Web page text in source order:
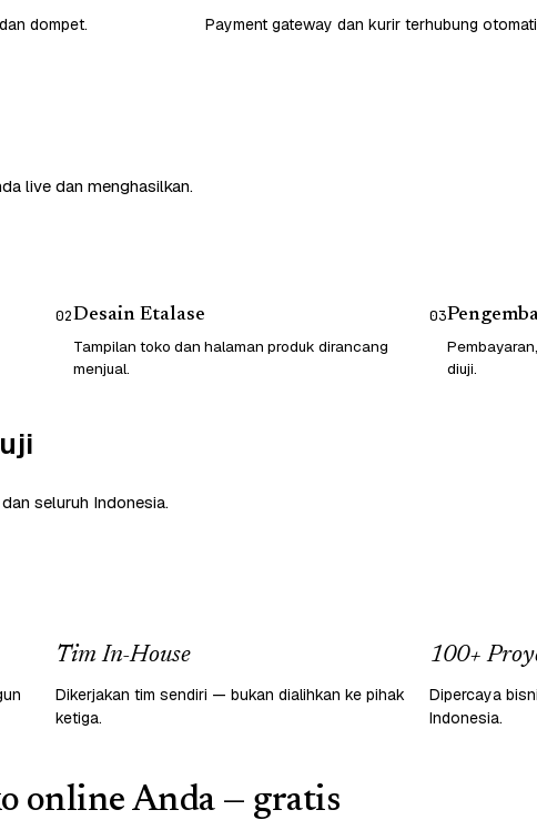
dompet. Payment gateway dan kurir terhubung
live dan menghasilkan.
02Desain Etalase
Tampilan toko dan halaman produk dirancang
menjual.
03
diuji.
seluruh Indonesia.
Tim In-House
Dikerjakan tim sendiri — bukan dialihkan ke pihak
ketiga.
100+
Dipercaya
Indonesia.
online Anda — gratis